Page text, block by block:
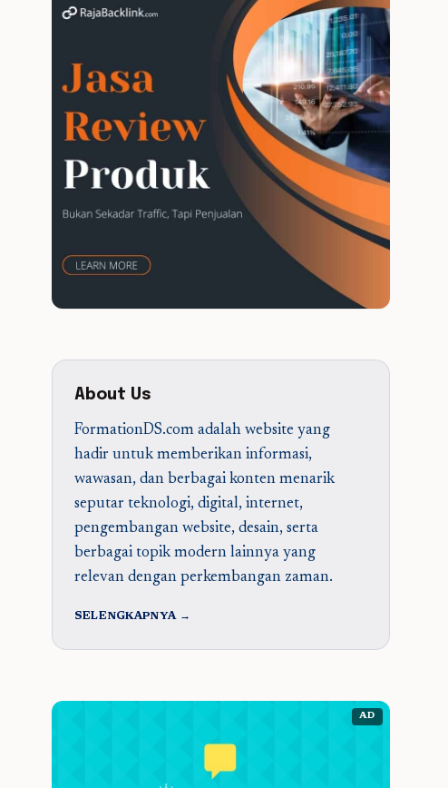
About Us
FormationDS.com adalah website yang
hadir untuk memberikan informasi,
wawasan, dan berbagai konten menarik
seputar teknologi, digital, internet,
pengembangan website, desain, serta
berbagai topik modern lainnya yang
relevan dengan perkembangan zaman.
SELENGKAPNYA →
AD